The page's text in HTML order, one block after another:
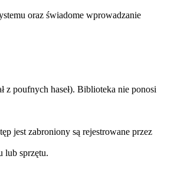
oraz świadome wprowadzanie
z poufnych haseł). Biblioteka nie ponosi
jest zabroniony są rejestrowane przez
lub sprzętu.